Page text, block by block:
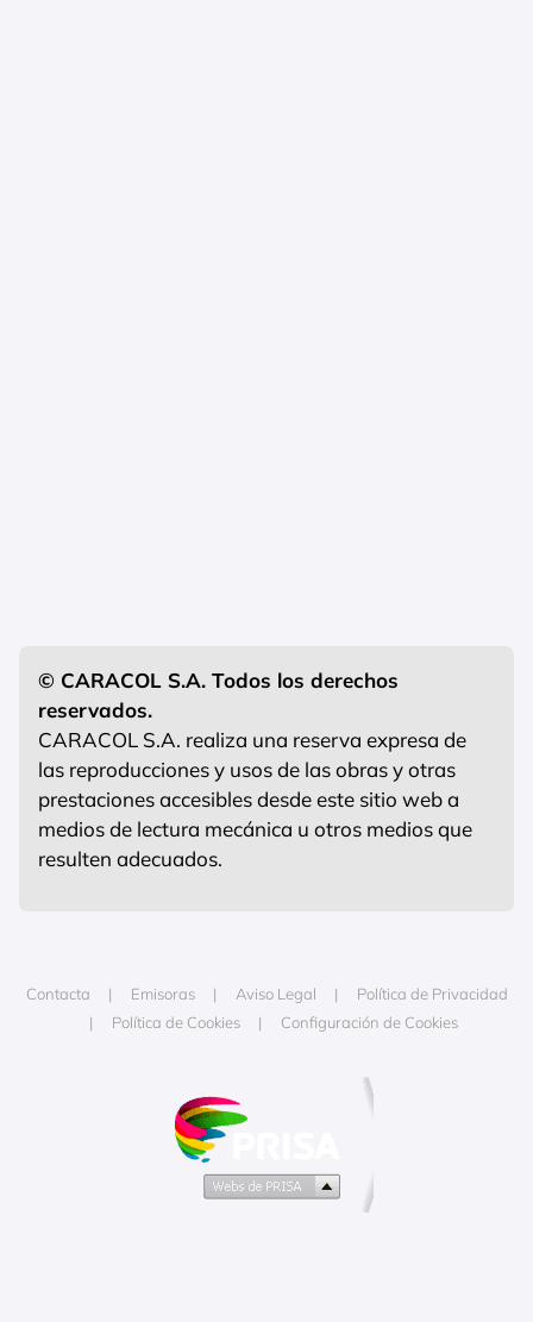
© CARACOL S.A. Todos los derechos
reservados.
CARACOL S.A. realiza una reserva expresa de
las reproducciones y usos de las obras y otras
prestaciones accesibles desde este sitio web a
medios de lectura mecánica u otros medios que
resulten adecuados.
Contacta Emisoras Aviso Legal
Política de Privacidad
Política de Cookies
Configuración de Cookies